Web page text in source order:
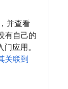
并查看
有自己的
应用。
关联到